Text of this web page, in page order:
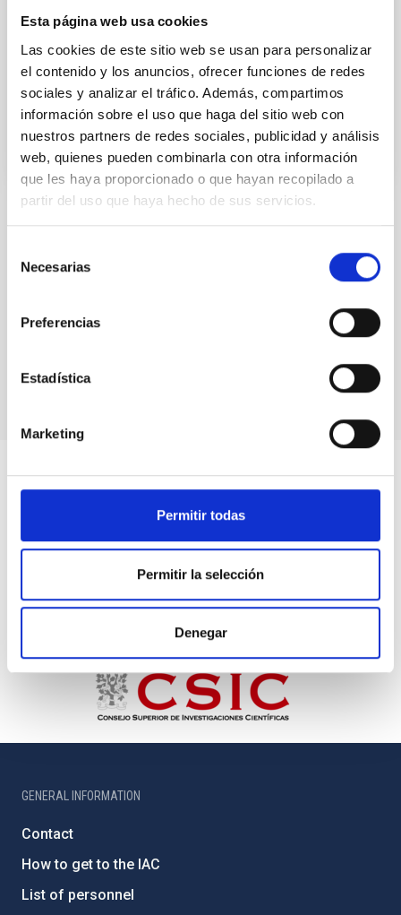
Esta página web usa cookies
Las cookies de este sitio web se usan para personalizar
el contenido y los anuncios, ofrecer funciones de redes
sociales y analizar el tráfico. Además, compartimos
información sobre el uso que haga del sitio web con
nuestros partners de redes sociales, publicidad y análisis
web, quienes pueden combinarla con otra información
que les haya proporcionado o que hayan recopilado a
partir del uso que haya hecho de sus servicios.
Necesarias
Preferencias
Estadística
Marketing
Permitir todas
Permitir la selección
Denegar
for Earth observation from low orbits.
In progress
Technology
GENERAL INFORMATION
Contact
How to get to the IAC
List of personnel